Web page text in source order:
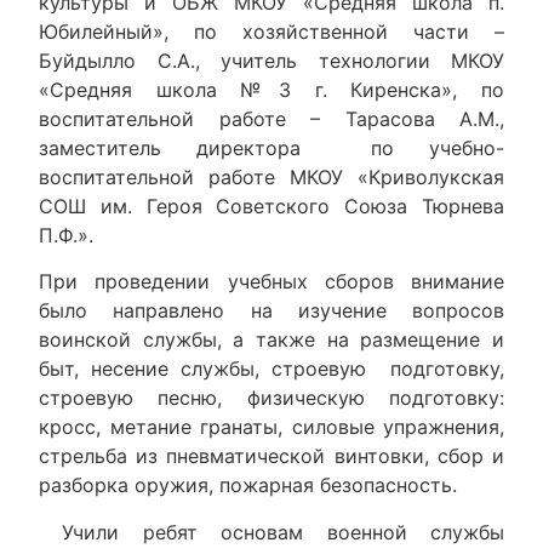
Юбилейный», по хозяйственной части –
Буйдылло С.А., учитель технологии МКОУ
«Средняя школа №3 г. Киренска», по
воспитательной работе – Тарасова А.М.,
заместитель директора по учебно-
воспитательной работе МКОУ «Криволукская
СОШ им. Героя Советского Союза Тюрнева
П.Ф.».
При проведении учебных сборов внимание
было направлено на изучение вопросов
воинской службы, а также на размещение и
быт, несение службы, строевую подготовку,
строевую песню, физическую подготовку:
кросс, метание гранаты, силовые упражнения,
стрельба из пневматической винтовки, сбор и
разборка оружия, пожарная безопасность.
Учили ребят основам военной службы